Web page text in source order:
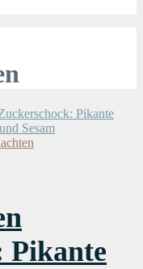
Pikante